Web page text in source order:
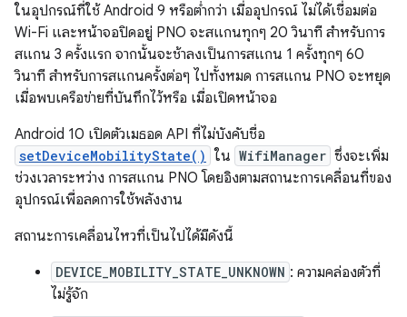
ในอุปกรณ์ที่ใช้ Android 9 หรือต่ำกว่า เมื่ออุปกรณ์ ไม่ได้เชื่อมต่อ
Wi-Fi และหน้าจอปิดอยู่ PNO จะสแกนทุกๆ 20 วินาที สำหรับการ
สแกน 3 ครั้งแรก จากนั้นจะช้าลงเป็นการสแกน 1 ครั้งทุกๆ 60
วินาที สำหรับการสแกนครั้งต่อๆ ไปทั้งหมด การสแกน PNO จะหยุด
เมื่อพบเครือข่ายที่บันทึกไว้หรือ เมื่อเปิดหน้าจอ
Android 10 เปิดตัวเมธอด API ที่ไม่บังคับชื่อ
setDeviceMobilityState() ใน WifiManager ซึ่งจะเพิ่ม
ช่วงเวลาระหว่าง การสแกน PNO โดยอิงตามสถานะการเคลื่อนที่ของ
อุปกรณ์เพื่อลดการใช้พลังงาน
สถานะการเคลื่อนไหวที่เป็นไปได้มีดังนี้
DEVICE_MOBILITY_STATE_UNKNOWN : ความคล่องตัวที่
ไม่รู้จัก